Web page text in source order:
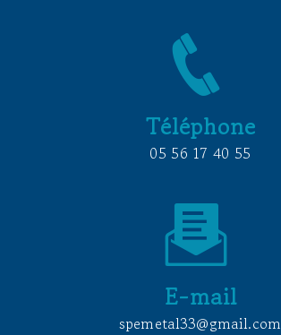
Téléphone
05 56 17 40 55
E-mail
spemetal33@gmail.com